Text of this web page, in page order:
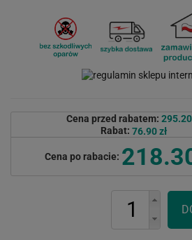
Cena przed rabatem: 295.20
Rabat: 76.90 zł
Cena po rabacie: